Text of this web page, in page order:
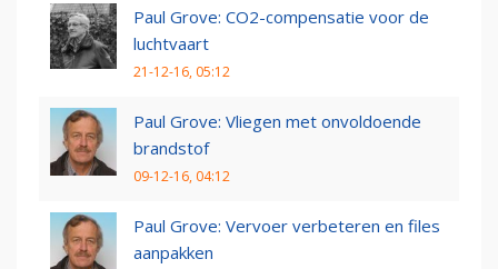
Paul Grove: CO2-compensatie voor de
luchtvaart
21-12-16, 05:12
Paul Grove: Vliegen met onvoldoende
brandstof
09-12-16, 04:12
Paul Grove: Vervoer verbeteren en files
aanpakken